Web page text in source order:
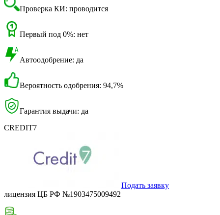
Проверка КИ: проводится
Первый под 0%: нет
Автоодобрение: да
Вероятность одобрения: 94,7%
Гарантия выдачи: да
CREDIT7
Подать заявку
лицензия ЦБ РФ №1903475009492